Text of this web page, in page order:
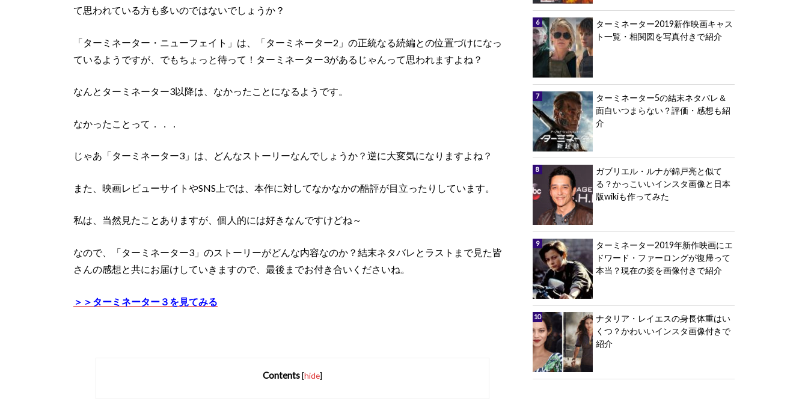
て思われている方も多いのではないでしょうか？
「ターミネーター・ニューフェイト」は、「ターミネーター2」の正統なる続編との位置づけになっ
ているようですが、でもちょっと待って！ターミネーター3があるじゃんって思われますよね？
なんとターミネーター3以降は、なかったことになるようです。
なかったことって．．．
じゃあ「ターミネーター3」は、どんなストーリーなんでしょうか？逆に大変気になりますよね？
また、映画レビューサイトやSNS上では、本作に対してなかなかの酷評が目立ったりしています。
私は、当然見たことありますが、個人的には好きなんですけどね～
なので、「ターミネーター3」のストーリーがどんな内容なのか？結末ネタバレとラストまで見た皆
さんの感想と共にお届けしていきますので、最後までお付き合いくださいね。
＞＞ターミネーター３を見てみる
Contents [hide]
ターミネーター2019新作映画キャス
ト一覧・相関図を写真付きで紹介
ターミネーター5の結末ネタバレ＆
面白いつまらない？評価・感想も紹
介
ガブリエル・ルナが錦戸亮と似て
る？かっこいいインスタ画像と日本
版wikiも作ってみた
ターミネーター2019年新作映画にエ
ドワード・ファーロングが復帰って
本当？現在の姿を画像付きで紹介
ナタリア・レイエスの身長体重はい
くつ？かわいいインスタ画像付きで
紹介